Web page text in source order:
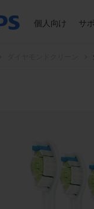
個人向け サ